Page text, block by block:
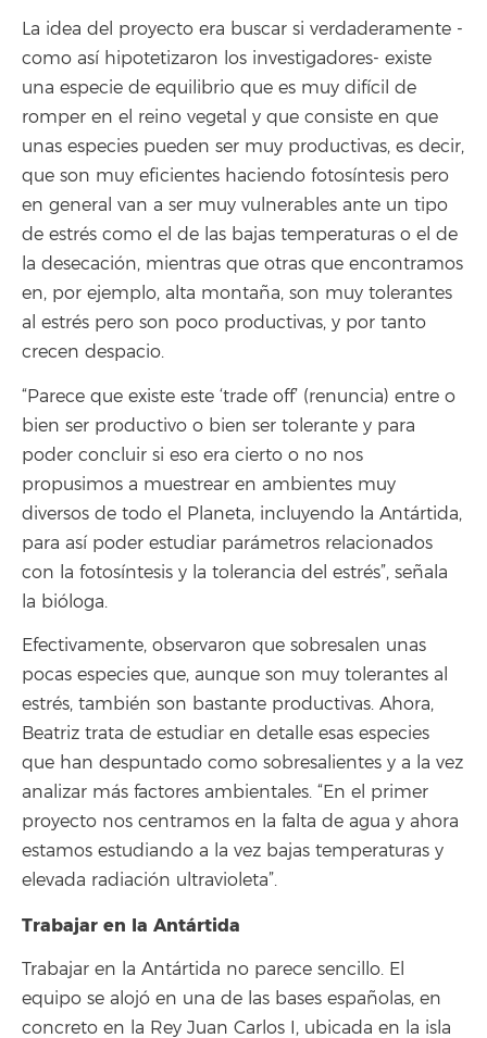
La idea del proyecto era buscar si verdaderamente -
como así hipotetizaron los investigadores- existe
una especie de equilibrio que es muy difícil de
romper en el reino vegetal y que consiste en que
unas especies pueden ser muy productivas, es decir,
que son muy eficientes haciendo fotosíntesis pero
en general van a ser muy vulnerables ante un tipo
de estrés como el de las bajas temperaturas o el de
la desecación, mientras que otras que encontramos
en, por ejemplo, alta montaña, son muy tolerantes
al estrés pero son poco productivas, y por tanto
crecen despacio.
“Parece que existe este ‘trade off’ (renuncia) entre o
bien ser productivo o bien ser tolerante y para
poder concluir si eso era cierto o no nos
propusimos a muestrear en ambientes muy
diversos de todo el Planeta, incluyendo la Antártida,
para así poder estudiar parámetros relacionados
con la fotosíntesis y la tolerancia del estrés”, señala
la bióloga.
Efectivamente, observaron que sobresalen unas
pocas especies que, aunque son muy tolerantes al
estrés, también son bastante productivas. Ahora,
Beatriz trata de estudiar en detalle esas especies
que han despuntado como sobresalientes y a la vez
analizar más factores ambientales. “En el primer
proyecto nos centramos en la falta de agua y ahora
estamos estudiando a la vez bajas temperaturas y
elevada radiación ultravioleta”.
Trabajar en la Antártida
Trabajar en la Antártida no parece sencillo. El
equipo se alojó en una de las bases españolas, en
concreto en la Rey Juan Carlos I, ubicada en la isla